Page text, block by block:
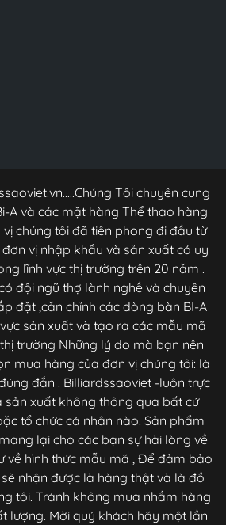
Tôi chuyên cung
A và các mặt hàng Thể thao hàng
chúng tôi đã tiên phong đi đầu từ
vị nhập khẩu và sản xuất có uy
lĩnh vực thị trường trên 20 năm .
đội ngũ thợ lành nghề và chuyên
đặt ,căn chỉnh các dòng bàn BI-A
vực sản xuất và tạo ra các mẫu mã
trường Những lý do mà bạn nên
mua hàng của đơn vị chúng tôi: là
đắn . Billiardssaoviet -luôn trực
sản xuất không thông qua bất cứ
tổ chức cá nhân nào. Sản phẩm
lại cho các bạn sự hài lòng về
về hình thức mẫu mã , Để đảm bảo
nhận được là hàng thật và là đồ
tôi. Tránh không mua nhầm hàng
lượng. Mời quý khách hãy một lần